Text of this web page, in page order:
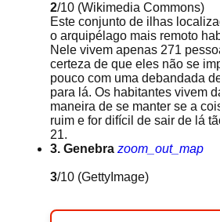
2/10 (Wikimedia Commons)
Este conjunto de ilhas
o arquipélago mais remoto
Nele vivem apenas 271
certeza de que eles não se
pouco com uma debandada
para lá. Os habitantes vivem
maneira de se manter se a
ruim e for difícil de sair de lá
21.
3. Genebra zoom_out_map
3/10 (GettyImage)